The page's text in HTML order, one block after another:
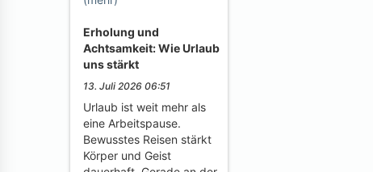
Erholung und
Achtsamkeit: Wie Urlaub
uns stärkt
13. Juli 2026 06:51
Urlaub ist weit mehr als
eine Arbeitspause.
Bewusstes Reisen stärkt
Körper und Geist